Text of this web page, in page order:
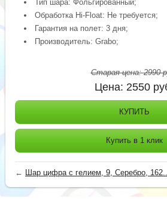
Тип шара: Фольгированный;
Обработка Hi-Float: Не требуется;
Гарантия на полет: 3 дня;
Производитель: Grabo;
Старая цена:2990
Цена: 2550
КУПИТЬ
Купить в 1 клик
← Шар цифра с гелием, 9, Серебро, 162...